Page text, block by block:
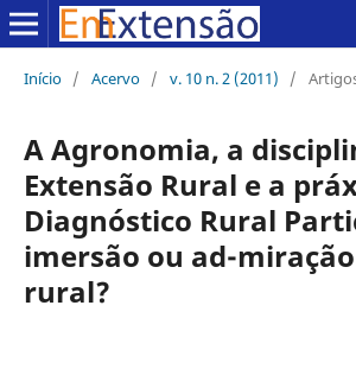
Início / Acervo / v. 10 n. 2 (2011) /
A Agronomia, a
Extensão Rural e a
Diagnóstico Rural
imersão ou ad-
rural?